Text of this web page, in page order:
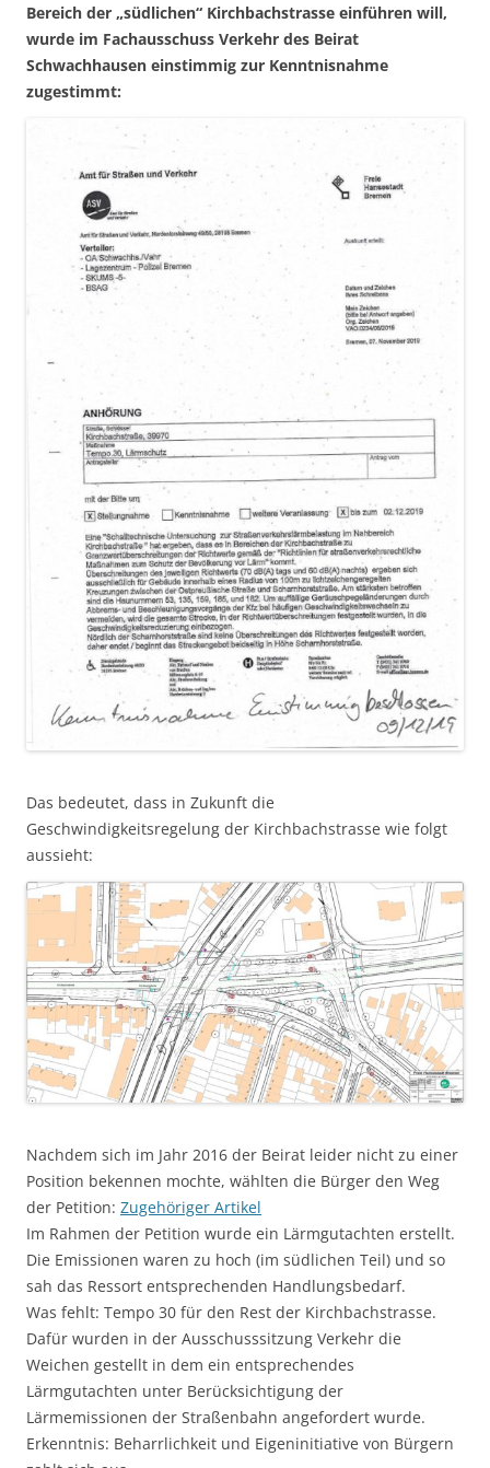
Bereich der „südlichen“ Kirchbachstrasse einführen will,
wurde im Fachausschuss Verkehr des Beirat
Schwachhausen einstimmig zur Kenntnisnahme
zugestimmt:
Das bedeutet, dass in Zukunft die
Geschwindigkeitsregelung der Kirchbachstrasse wie folgt
aussieht:
Nachdem sich im Jahr 2016 der Beirat leider nicht zu einer
Position bekennen mochte, wählten die Bürger den Weg
der Petition: Zugehöriger Artikel
Im Rahmen der Petition wurde ein Lärmgutachten erstellt.
Die Emissionen waren zu hoch (im südlichen Teil) und so
sah das Ressort entsprechenden Handlungsbedarf.
Was fehlt: Tempo 30 für den Rest der Kirchbachstrasse.
Dafür wurden in der Ausschusssitzung Verkehr die
Weichen gestellt in dem ein entsprechendes
Lärmgutachten unter Berücksichtigung der
Lärmemissionen der Straßenbahn angefordert wurde.
Erkenntnis: Beharrlichkeit und Eigeninitiative von Bürgern